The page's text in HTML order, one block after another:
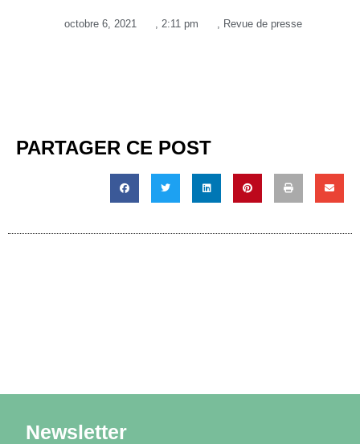
octobre 6, 2021 2:11 pm Revue de presse
PARTAGER CE POST
Newsletter